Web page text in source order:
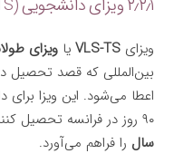
ویزایVLS-TS یاویزای
بین‌المللی که قصد تحصیل
اعطا می‌شود. این ویزا
۹۰ روز در فرانسه تحصیل کنند و امکان اقامت قانونی برای مدت
سال را فراهم می‌آورد.